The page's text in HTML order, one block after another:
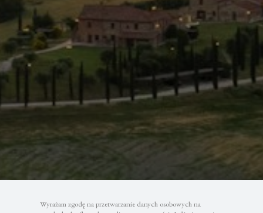
Wyrażam zgodę na przetwarzanie danych osobowych na